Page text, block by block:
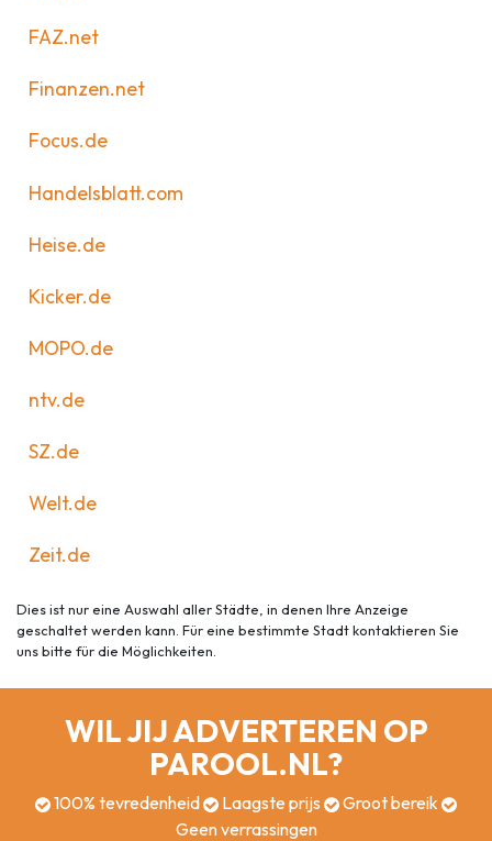
FAZ.net
Finanzen.net
Focus.de
Handelsblatt.com
Heise.de
Kicker.de
MOPO.de
ntv.de
SZ.de
Welt.de
Zeit.de
Dies ist nur eine Auswahl aller Städte, in denen Ihre Anzeige
geschaltet werden kann. Für eine bestimmte Stadt kontaktieren Sie
uns bitte für die Möglichkeiten.
WIL JIJ ADVERTEREN OP
PAROOL.NL?
100% tevredenheid Laagste prijs
Groot bereik
Geen verrassingen